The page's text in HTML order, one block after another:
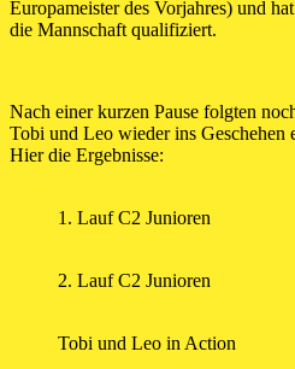
Europameister des Vorjahres) und
die Mannschaft qualifiziert.
Nach einer kurzen Pause folgten
Tobi und Leo wieder ins
Hier die Ergebnisse:
1. Lauf C2 Junioren
2. Lauf C2 Junioren
Tobi und Leo in Action